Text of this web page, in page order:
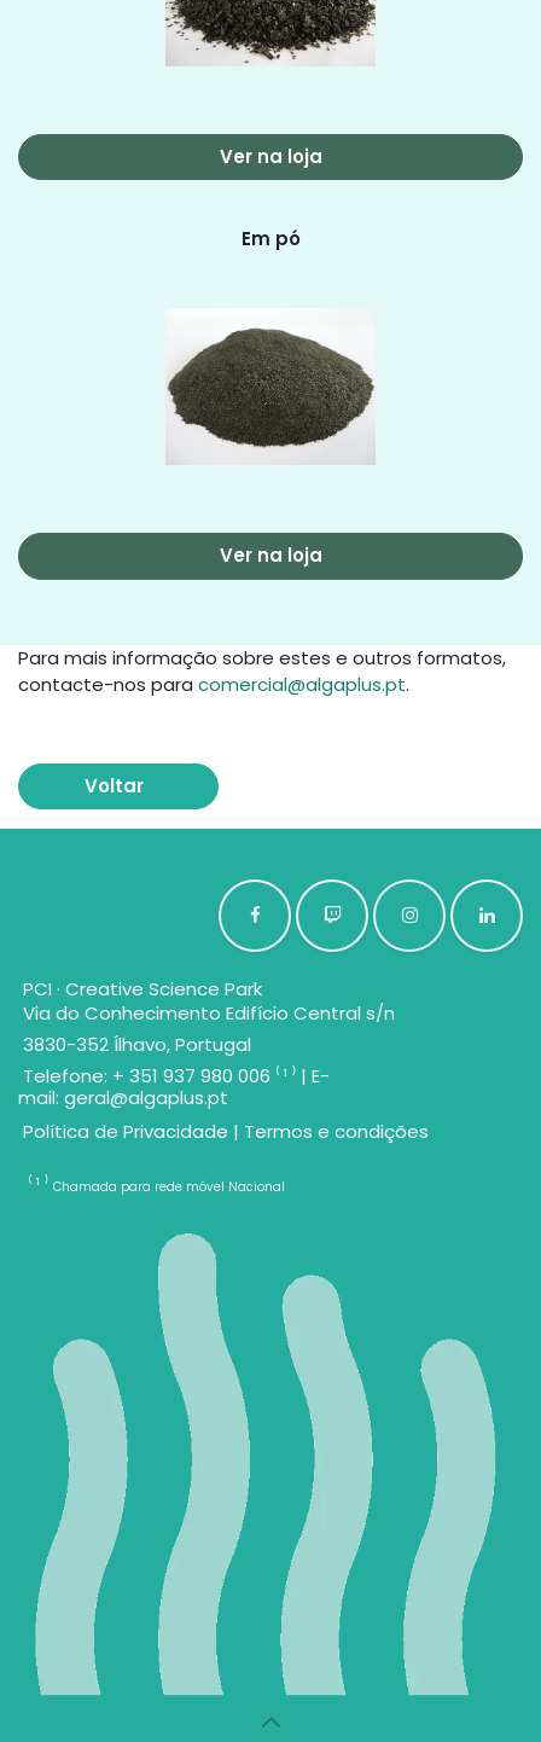
Em pó
Ver na loja
Ver na loja
Para mais informação sobre estes e outros formatos,
contacte-nos para comercial@algaplus.pt.
Voltar
PCI · Creative Science Park
Via do Conhecimento Edifício Central s/n
3830-352 Ílhavo, Portugal
Telefone: + 351 937 980 006 ⁽ ¹ ⁾ | E-
mail: geral@algaplus.pt
Política de Privacidade | Termos e condições
⁽ ¹ ⁾ Chamada para rede móvel Nacional